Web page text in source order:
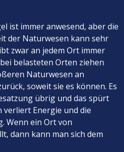
ist immer anwesend, aber die
der Naturwesen kann sehr
zwar an jedem Ort immer
belasteten Orten ziehen
Naturwesen an
soweit sie es können. Es
übrig und das spürt
verliert Energie und die
Wenn ein Ort von
dann kann man sich dem